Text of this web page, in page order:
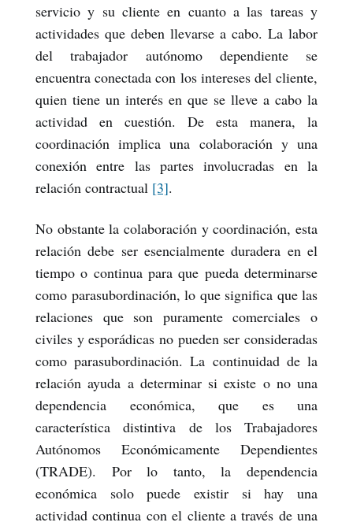
servicio y su cliente en cuanto a las tareas y
actividades que deben llevarse a cabo. La labor
del trabajador autónomo dependiente se
encuentra conectada con los intereses del cliente,
quien tiene un interés en que se lleve a cabo la
actividad en cuestión. De esta manera, la
coordinación implica una colaboración y una
conexión entre las partes involucradas en la
relación contractual [3].
No obstante la colaboración y coordinación, esta
relación debe ser esencialmente duradera en el
tiempo o continua para que pueda determinarse
como parasubordinación, lo que significa que las
relaciones que son puramente comerciales o
civiles y esporádicas no pueden ser consideradas
como parasubordinación. La continuidad de la
relación ayuda a determinar si existe o no una
dependencia económica, que es una
característica distintiva de los Trabajadores
Autónomos Económicamente Dependientes
(TRADE). Por lo tanto, la dependencia
económica solo puede existir si hay una
actividad continua con el cliente a través de una